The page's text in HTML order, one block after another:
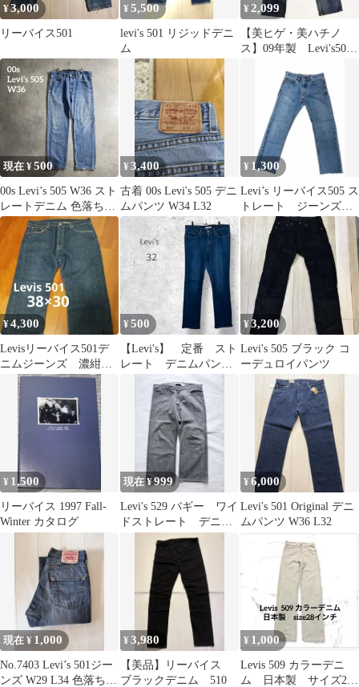
¥3,000
リーバイス501
¥5,500
levi's 501 リジッドデニ
ム
¥2,099
【美ヒゲ・美ハチノ
ス】09年製 Levi's501
現在 ¥500
00s Levi’s 505 W36 スト
レートデニム 色落ち
USA定番
¥3,400
古着 00s Levi's 505 デニ
ムパンツ W34 L32
¥ 1,300
Levi’s リーバイス505 ス
トレート ジーンズ
古着
¥4,300
Levisリーバイス501デ
ニムジーンズ 濃紺
W38×L30
¥500
【Levi's】 定番 スト
レート デニムパン
ツ インディゴ ジー
パン 32
¥3,200
Levi's 505 ブラック コ
ーデュロイパンツ
¥ 1,500
リーバイス 1997 Fall-
Winter カタログ
現在 ¥999
Levi's 529 バギー ワイ
ドストレート デニム
グレー W40 希少
¥6,000
Levi's 501 Original デニ
ムパンツ W36 L32
現在 ¥ 1,000
No.7403 Levi’s 501ジー
ンズ W29 L34 色落ち
¥3,980
【美品】リーバイス
ブラックデニム 510
¥ 1,000
Levis 509 カラーデニ
ム 日本製 サイズ28